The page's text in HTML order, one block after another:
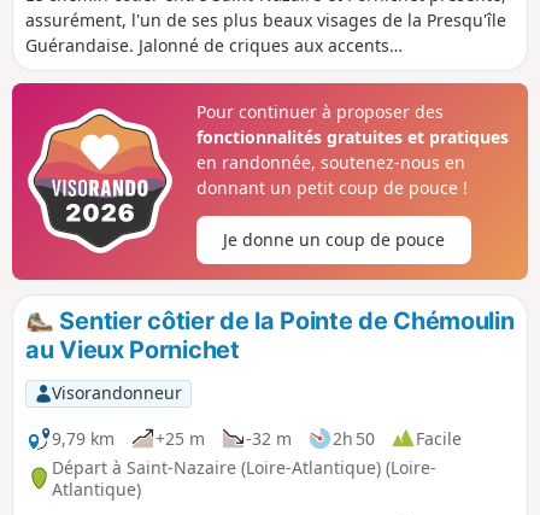
assurément, l'un de ses plus beaux visages de la Presqu'île
Guérandaise. Jalonné de criques aux accents
méditerranéens -si ce n'est la couleur de l'eau- , le GR® 34
urbaine toute proche. Et, pour boucler la boucle, rien de tel
qu'un parcours champêtre qu'on n'imagine pas au sein
d'une partie très urbanisée de la Côte d'Amour.
Pour continuer à proposer des
fonctionnalités gratuites et pratiques
en randonnée, soutenez-nous en
donnant un petit coup de pouce !
Je donne un coup de pouce
Sentier côtier de la Pointe de Chémoulin
au Vieux Pornichet
Visorandonneur
9,79 km
+25 m -32 m 2h 50
Facile
Départ à Saint-Nazaire (Loire-Atlantique) (Loire-
Atlantique)